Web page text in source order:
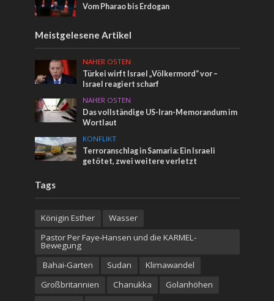
Vom Pharao bis Erdogan
Meistgelesene Artikel
NAHER OSTEN
Türkei wirft Israel „Völkermord“ vor –
Israel reagiert scharf
NAHER OSTEN
Das vollständige US-Iran-Memorandum im
Wortlaut
KONFLIKT
Terroranschlag in Samaria: Ein Israeli
getötet, zwei weitere verletzt
Tags
Königin Esther
Wasser
Pastor Per Faye-Hansen und die KARMEL-
Bewegung
Bahai-Garten
Sudan
Klimawandel
Großbritannien
Chanukka
Golanhöhen